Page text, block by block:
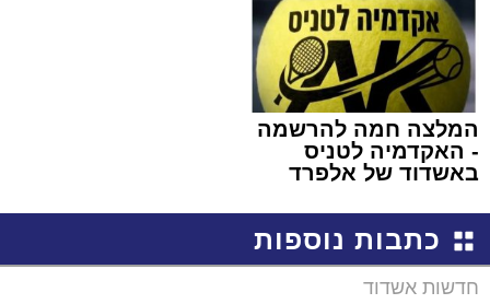
המלצה חמה להרשמה
- האקדמיה לטניס
באשדוד של אלפרד
כתבות נוספות
חדשות אשדוד